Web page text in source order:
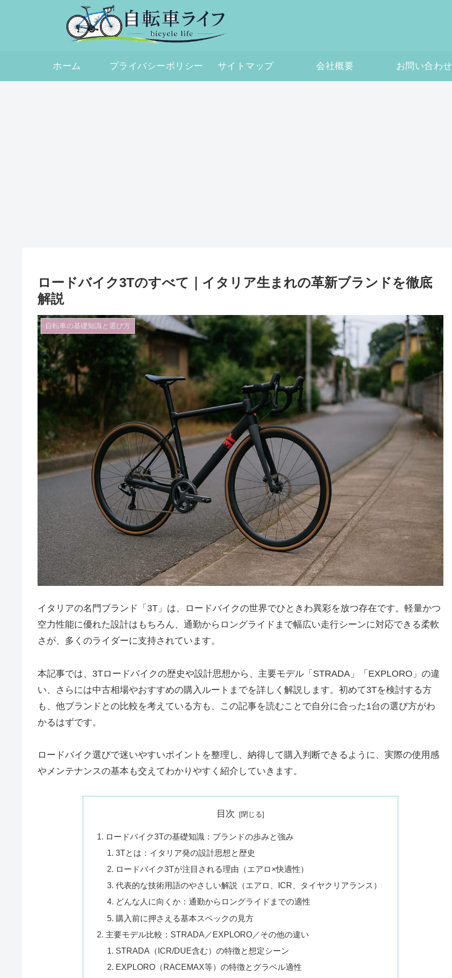
ホーム プライバシーポリシー サイトマップ 会社概要 お問い合わせ
ロードバイク3Tのすべて｜イタリア生まれの革新ブランドを徹底
解説
自転車の基礎知識と選び方
イタリアの名門ブランド「3T」は、ロードバイクの世界でひときわ異彩を放つ存在です。軽量かつ
空力性能に優れた設計はもちろん、通勤からロングライドまで幅広い走行シーンに対応できる柔軟
さが、多くのライダーに支持されています。
本記事では、3Tロードバイクの歴史や設計思想から、主要モデル「STRADA」「EXPLORO」の違
い、さらには中古相場やおすすめの購入ルートまでを詳しく解説します。初めて3Tを検討する方
も、他ブランドとの比較を考えている方も、この記事を読むことで自分に合った1台の選び方がわ
かるはずです。
ロードバイク選びで迷いやすいポイントを整理し、納得して購入判断できるように、実際の使用感
やメンテナンスの基本も交えてわかりやすく紹介していきます。
目次
ロードバイク3Tの基礎知識：ブランドの歩みと強み
3Tとは：イタリア発の設計思想と歴史
ロードバイク3Tが注目される理由（エアロ×快適性）
代表的な技術用語のやさしい解説（エアロ、ICR、タイヤクリアランス）
どんな人に向くか：通勤からロングライドまでの適性
購入前に押さえる基本スペックの見方
主要モデル比較：STRADA／EXPLORO／その他の違い
STRADA（ICR/DUE含む）の特徴と想定シーン
EXPLORO（RACEMAX等）の特徴とグラベル適性